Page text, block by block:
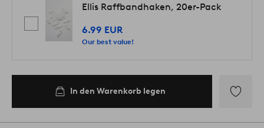
Ellis Raffbandhaken, 20er-Pack
6.99 EUR
Our best value!
In den Warenkorb legen
Favoriten